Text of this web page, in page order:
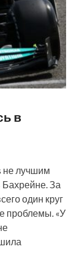
в
не лучшим
За
один круг
проблемы. «У